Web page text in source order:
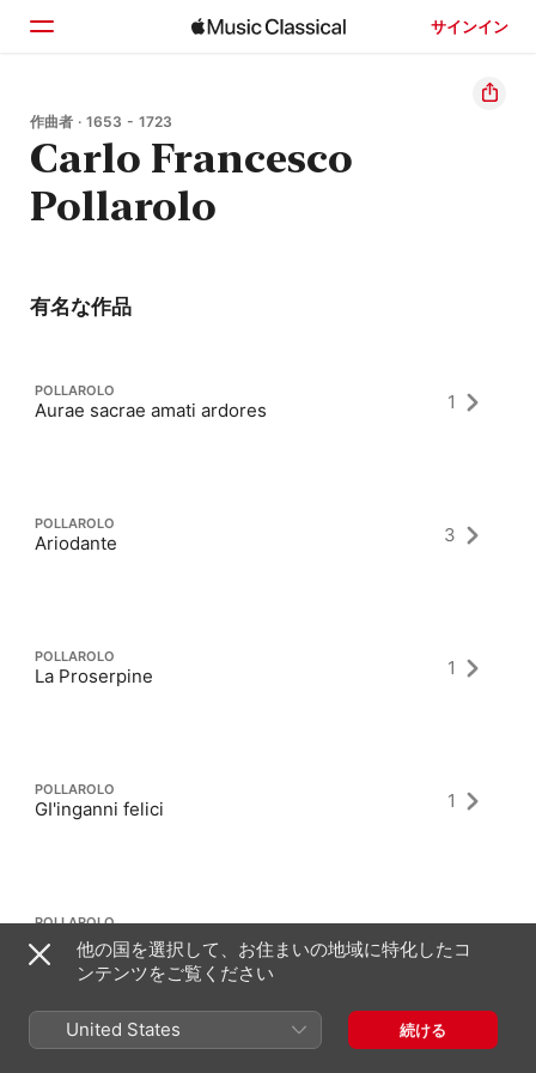
サインイン
ホーム
見つける
検索
作曲者 · 1653 - 1723
Carlo Francesco
Pollarolo
有名な作品
POLLAROLO
Aurae sacrae amati ardores 1
POLLAROLO
Ariodante 3
POLLAROLO
La Proserpine 1
POLLAROLO
GI'inganni felici 1
POLLAROLO
Capriccio D Major
他の国を選択して、お住まいの地域に特化したコ
ンテンツをご覧ください
United States 続ける